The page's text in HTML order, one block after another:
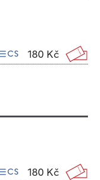
CS 180 Kč
CS 180 Kč